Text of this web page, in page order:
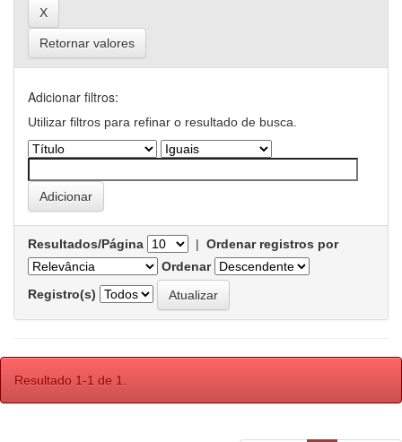
Retornar valores
Adicionar filtros:
Utilizar filtros para refinar o resultado de busca.
Resultados/Página | Ordenar registros por
Ordenar
Registro(s)
Resultado 1-1 de 1.